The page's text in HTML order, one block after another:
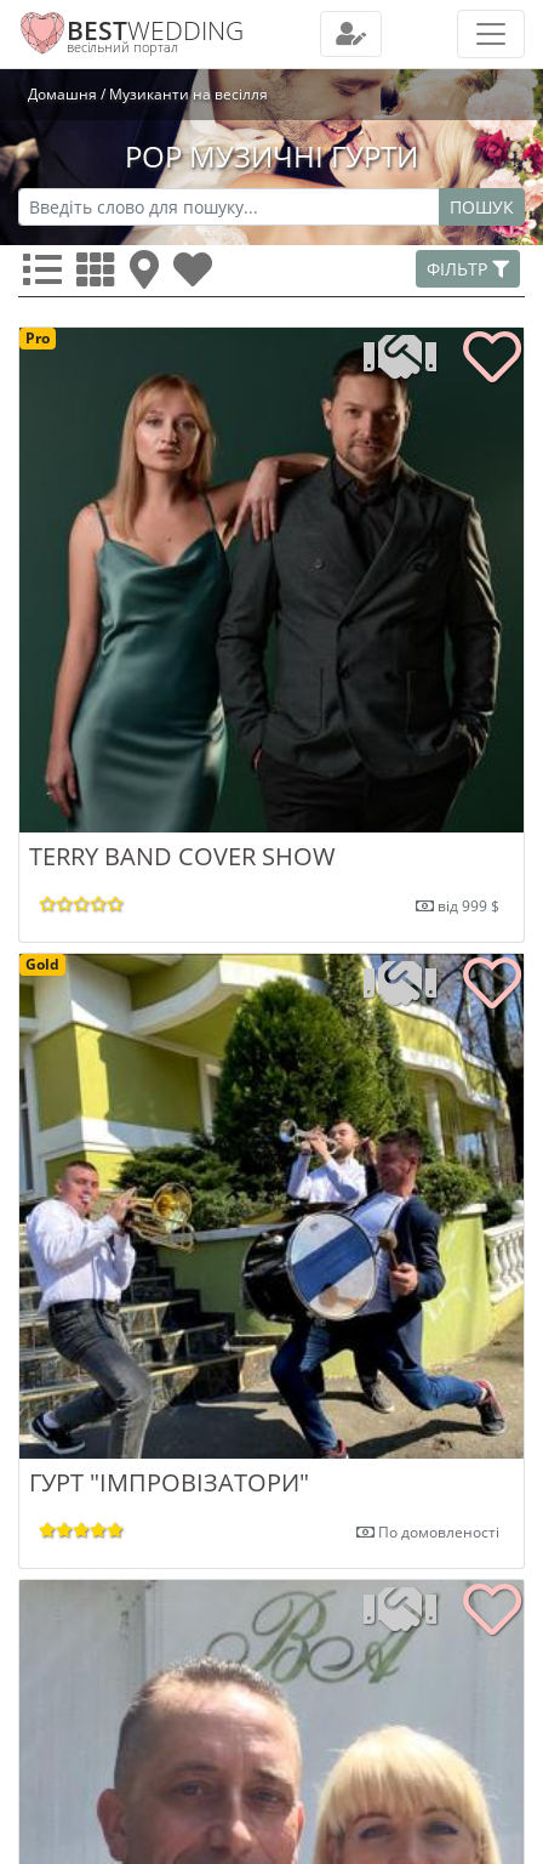
BESTWEDDING
весільний портал
Домашня Музиканти на весілля
POP МУЗИЧНІ ГУРТИ
ПОШУК
ФІЛЬТР
Pro
TERRY BAND COVER SHOW
від 999 $
Gold
ГУРТ "ІМПРОВІЗАТОРИ"
По домовленості